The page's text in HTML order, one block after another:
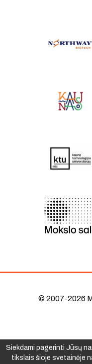
© 2007-2026
Siekdami pagerinti Jūsų
tikslais šioje svetainėje